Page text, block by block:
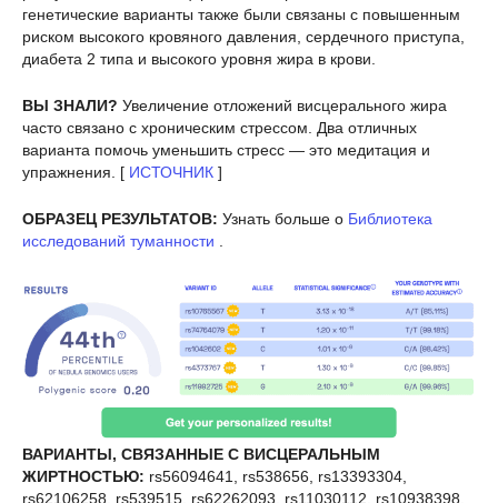
генетические варианты также были связаны с повышенным
риском высокого кровяного давления, сердечного приступа,
диабета 2 типа и высокого уровня жира в крови.
ВЫ ЗНАЛИ? Увеличение отложений висцерального жира
часто связано с хроническим стрессом. Два отличных
варианта помочь уменьшить стресс — это медитация и
упражнения. [ ИСТОЧНИК ]
ОБРАЗЕЦ РЕЗУЛЬТАТОВ: Узнать больше о Библиотека
исследований туманности .
ВАРИАНТЫ, СВЯЗАННЫЕ С ВИСЦЕРАЛЬНЫМ
ЖИРТНОСТЬЮ: rs56094641, rs538656, rs13393304,
rs62106258, rs539515, rs62262093, rs11030112, rs10938398,